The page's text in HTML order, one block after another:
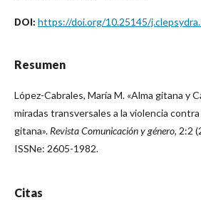
DOI: https://doi.org/10.25145/
Resumen
López-Cabrales, María M. «Alma gitana y
miradas transversales a la violencia
gitana». RevistaComunicación y género, 2:2
ISSNe: 2605-1982.
Citas